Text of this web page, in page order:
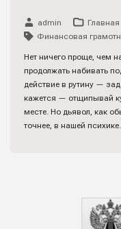
admin
Финансовая
Нет ничего проще, чем
продолжать набивать
действие в рутину —
кажется — отщипывай
месте. Но дьявол, как
точнее, в нашей